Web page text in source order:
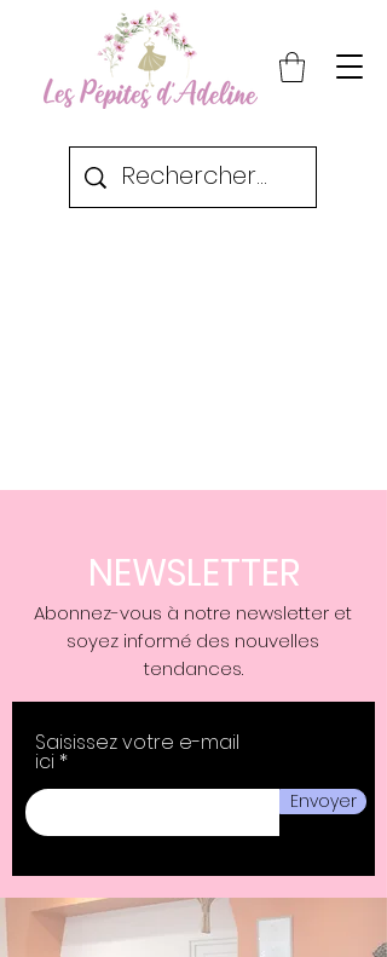
NEWSLETTER
Abonnez-vous à notre newsletter et
soyez informé des nouvelles
tendances.
Saisissez votre e-mail
ici
Envoyer